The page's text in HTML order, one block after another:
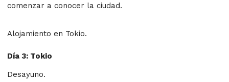
comenzar a conocer la ciudad.
Alojamiento en Tokio.
Día 3: Tokio
Desayuno.